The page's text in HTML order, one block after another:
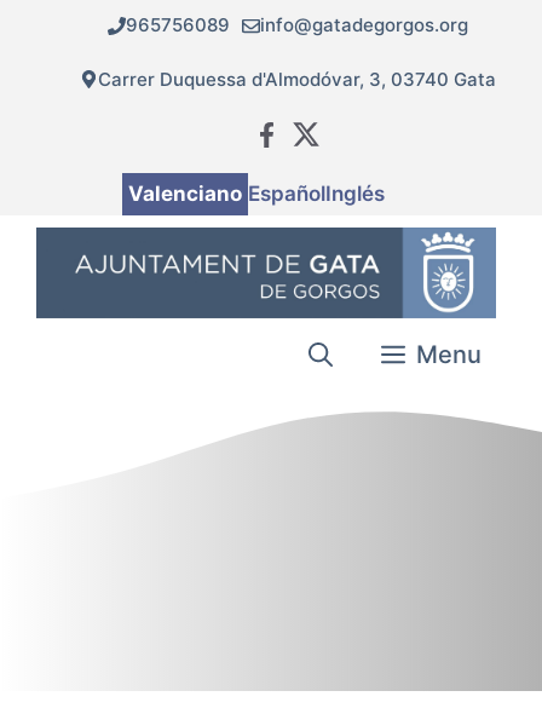
contingut
965756089 info@gatadegorgos.org
Carrer Duquessa d'Almodóvar, 3, 03740 Gata
Valenciano EspañolInglés
Menu